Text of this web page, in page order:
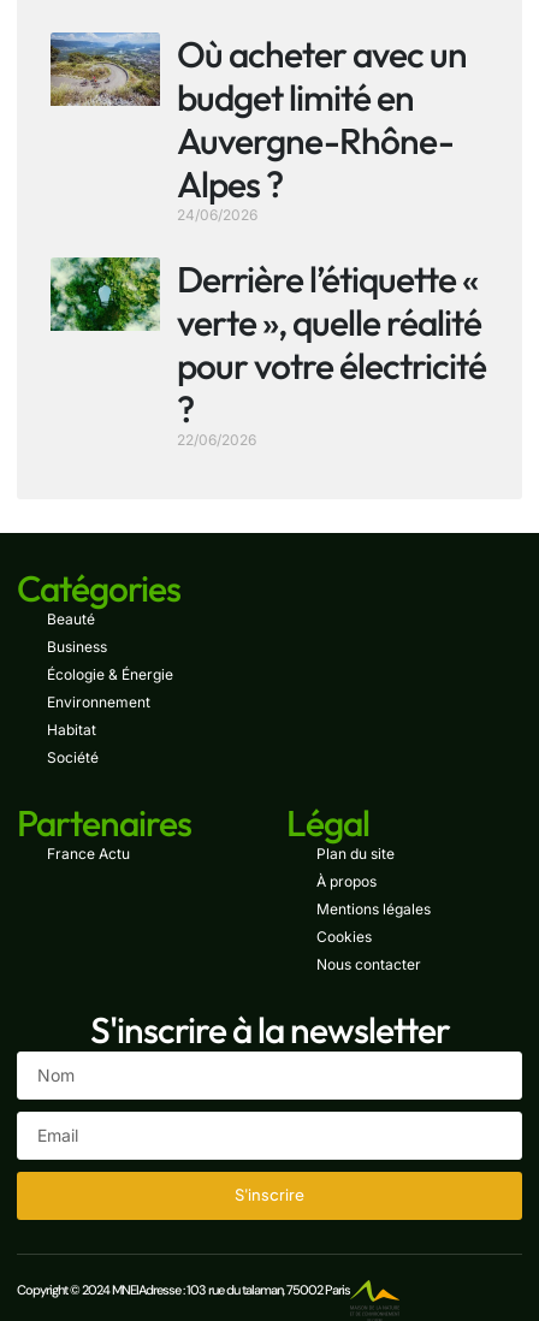
Où acheter avec un
budget limité en
Auvergne-Rhône-
Alpes ?
24/06/2026
Derrière l’étiquette «
verte », quelle réalité
pour votre électricité
?
22/06/2026
Catégories
Beauté
Business
Écologie & Énergie
Environnement
Habitat
Société
Partenaires
France Actu
Légal
Plan du site
À propos
Mentions légales
Cookies
Nous contacter
S'inscrire à la newsletter
S'inscrire
Copyright © 2024 MNEIAdresse : 103 rue du talaman, 75002 Paris